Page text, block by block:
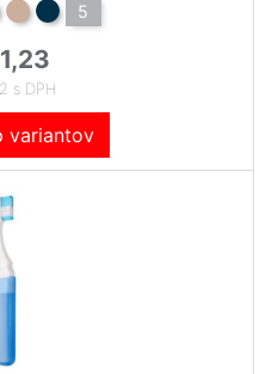
5
s DPH
variantov